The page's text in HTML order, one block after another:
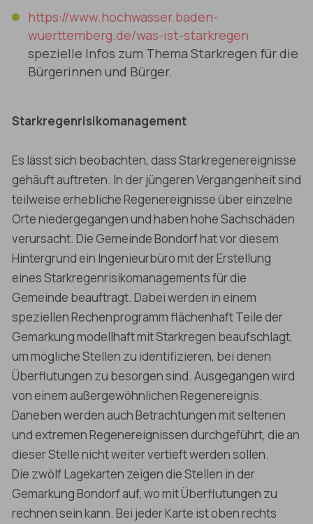
https://www.hochwasser.baden-
wuerttemberg.de/was-ist-starkregen
spezielle Infos zum Thema Starkregen für die
Bürgerinnen und Bürger.
Starkregenrisikomanagement
Es lässt sich beobachten, dass Starkregenereignisse
gehäuft auftreten. In der jüngeren Vergangenheit sind
teilweise erhebliche Regenereignisse über einzelne
Orte niedergegangen und haben hohe Sachschäden
verursacht. Die Gemeinde Bondorf hat vor diesem
Hintergrund ein Ingenieurbüro mit der Erstellung
eines Starkregenrisikomanagements für die
Gemeinde beauftragt. Dabei werden in einem
speziellen Rechenprogramm flächenhaft Teile der
Gemarkung modellhaft mit Starkregen beaufschlagt,
um mögliche Stellen zu identifizieren, bei denen
Überflutungen zu besorgen sind. Ausgegangen wird
von einem außergewöhnlichen Regenereignis.
Daneben werden auch Betrachtungen mit seltenen
und extremen Regenereignissen durchgeführt, die an
dieser Stelle nicht weiter vertieft werden sollen.
Die zwölf Lagekarten zeigen die Stellen in der
Gemarkung Bondorf auf, wo mit Überflutungen zu
rechnen sein kann. Bei jeder Karte ist oben rechts